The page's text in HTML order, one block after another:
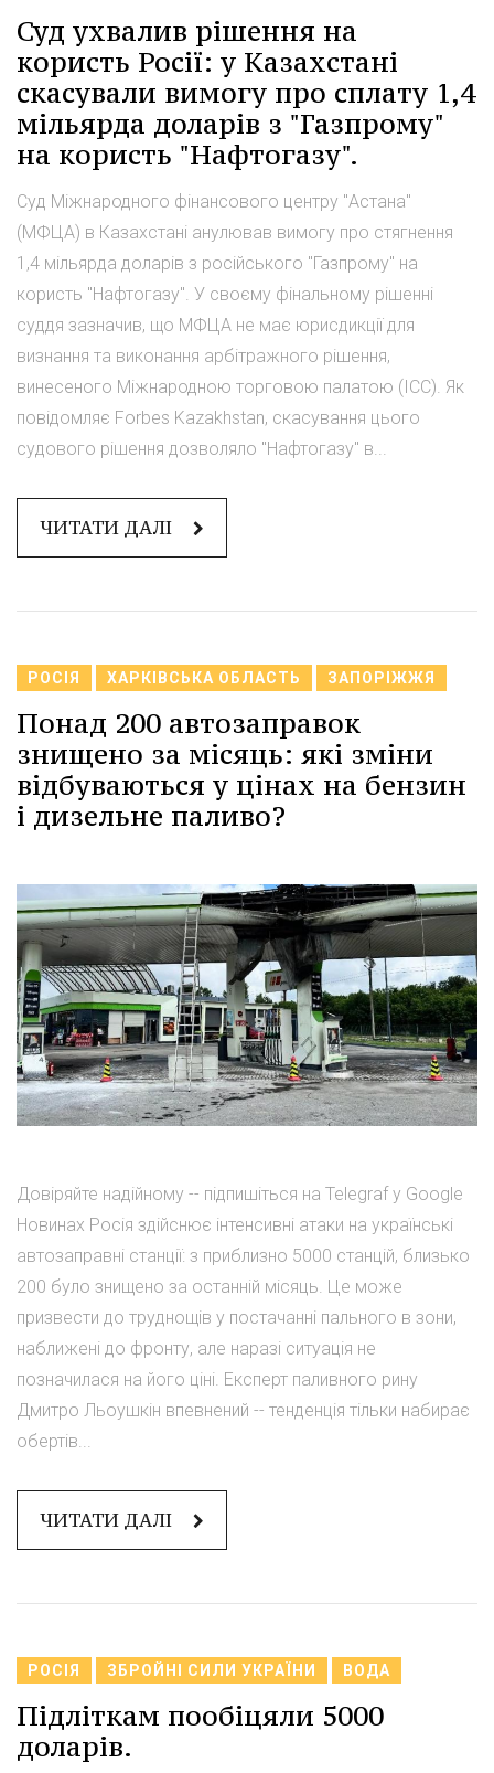
Суд ухвалив рішення на
користь Росії: у Казахстані
скасували вимогу про сплату 1,4
мільярда доларів з "Газпрому"
на користь "Нафтогазу".
Суд Міжнародного фінансового центру "Астана"
(МФЦА) в Казахстані анулював вимогу про стягнення
1,4 мільярда доларів з російського "Газпрому" на
користь "Нафтогазу". У своєму фінальному рішенні
суддя зазначив, що МФЦА не має юрисдикції для
визнання та виконання арбітражного рішення,
винесеного Міжнародною торговою палатою (ICC). Як
повідомляє Forbes Kazakhstan, скасування цього
судового рішення дозволяло "Нафтогазу" в...
ЧИТАТИ ДАЛІ
РОСІЯ ХАРКІВСЬКА ОБЛАСТЬ ЗАПОРІЖЖЯ
Понад 200 автозаправок
знищено за місяць: які зміни
відбуваються у цінах на бензин
і дизельне паливо?
Довіряйте надійному -- підпишіться на Telegraf у Google
Новинах Росія здійснює інтенсивні атаки на українські
автозаправні станції: з приблизно 5000 станцій, близько
200 було знищено за останній місяць. Це може
призвести до труднощів у постачанні пального в зони,
наближені до фронту, але наразі ситуація не
позначилася на його ціні. Експерт паливного рину
Дмитро Льоушкін впевнений -- тенденція тільки набирає
обертів...
ЧИТАТИ ДАЛІ
РОСІЯ ЗБРОЙНІ СИЛИ УКРАЇНИ ВОДА
Підліткам пообіцяли 5000
доларів.